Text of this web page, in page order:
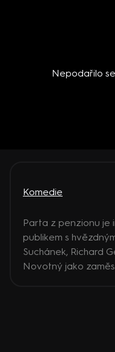
Nepodařilo
Komedie
Parta z penzionu je
publikem s
Suchánek, Richard
Novotný jako